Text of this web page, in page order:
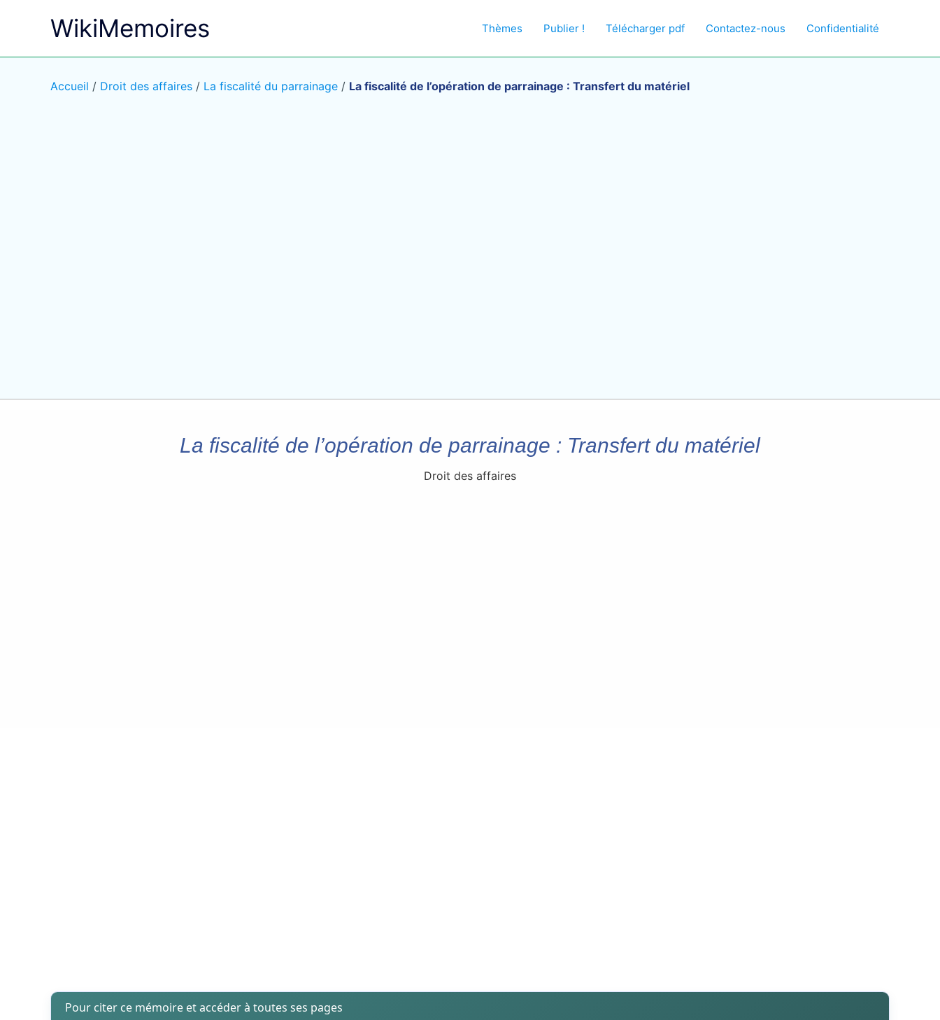
WikiMemoires Thèmes Publier ! Télécharger pdf Contactez-nous Confidentialité
Accueil / Droit des affaires / La fiscalité du parrainage / La fiscalité de l’opération de parrainage : Transfert du matériel
La fiscalité de l’opération de parrainage : Transfert du matériel
Droit des affaires
Pour citer ce mémoire et accéder à toutes ses pages